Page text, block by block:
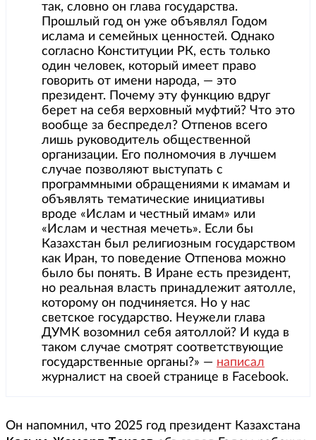
так, словно он глава государства.
Прошлый год он уже объявлял Годом
ислама и семейных ценностей. Однако
согласно Конституции РК, есть только
один человек, который имеет право
говорить от имени народа, — это
президент. Почему эту функцию вдруг
берет на себя верховный муфтий? Что это
вообще за беспредел? Отпенов всего
лишь руководитель общественной
организации. Его полномочия в лучшем
случае позволяют выступать с
программными обращениями к имамам и
объявлять тематические инициативы
вроде «Ислам и честный имам» или
«Ислам и честная мечеть». Если бы
Казахстан был религиозным государством
как Иран, то поведение Отпенова можно
было бы понять. В Иране есть президент,
но реальная власть принадлежит аятолле,
которому он подчиняется. Но у нас
светское государство. Неужели глава
ДУМК возомнил себя аятоллой? И куда в
таком случае смотрят соответствующие
государственные органы?» — написал
журналист на своей странице в Facebook.
Он напомнил, что 2025 год президент Казахстана